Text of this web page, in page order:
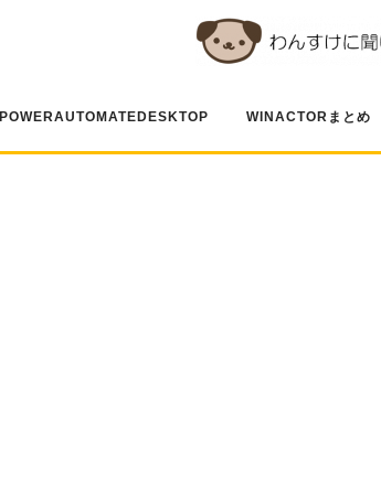
POWERAUTOMATEDESKTOP WINACTORまとめ